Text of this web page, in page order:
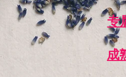
专
成